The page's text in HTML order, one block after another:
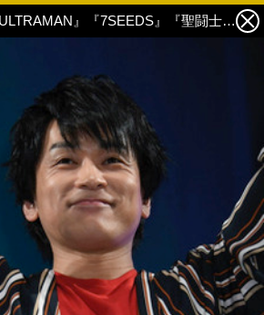
NETFLIXアニメから『ULTRAMAN』『7SEEDS』『聖闘士星矢:Knights of the Zodiac』キャスト登場！高橋洋子が『エヴァ』主題歌熱唱 6枚目の写真・画像